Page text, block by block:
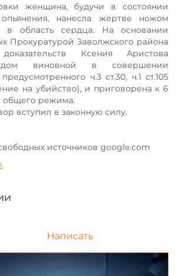
женщина, будучи в состоянии
опьянения, нанесла жертве ножом
в область сердца. На основании
Прокуратурой Заволжского района
доказательств Ксения Аристова
виновной в совершении
ч.3 ст.30, ч.1 ст.105
на убийство), и приговорена к 6
общего режима.
вступил в законную силу.
источников google.com
Написать